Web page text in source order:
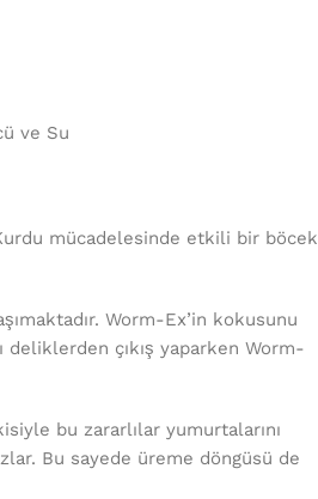
ve Su
mücadelesinde etkili bir böcek
Worm-Ex’in kokusunu
deliklerden çıkış yaparken Worm-
bu zararlılar yumurtalarını
Bu sayede üreme döngüsü de